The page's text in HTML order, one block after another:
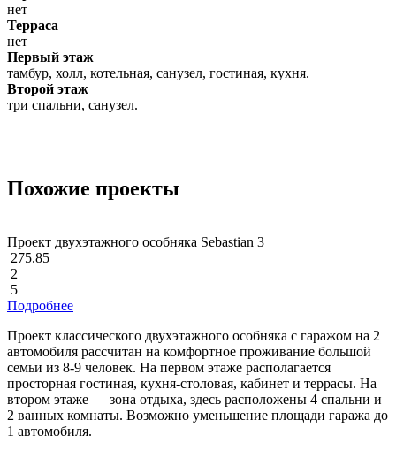
нет
Терраса
нет
Первый этаж
тамбур, холл, котельная, санузел, гостиная, кухня.
Второй этаж
три спальни, санузел.
Похожие проекты
Проект двухэтажного особняка Sebastian 3
275.85
2
5
Подробнее
Проект классического двухэтажного особняка с гаражом на 2
автомобиля рассчитан на комфортное проживание большой
семьи из 8-9 человек. На первом этаже располагается
просторная гостиная, кухня-столовая, кабинет и террасы. На
втором этаже — зона отдыха, здесь расположены 4 спальни и
2 ванных комнаты. Возможно уменьшение площади гаража до
1 автомобиля.